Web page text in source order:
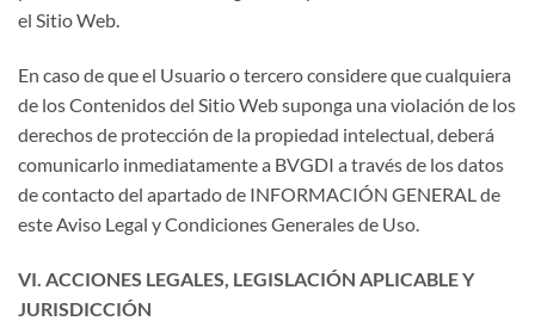
el Sitio Web.
En caso de que el Usuario o tercero considere que cualquiera
de los Contenidos del Sitio Web suponga una violación de los
derechos de protección de la propiedad intelectual, deberá
comunicarlo inmediatamente a BVGDI a través de los datos
de contacto del apartado de INFORMACIÓN GENERAL de
este Aviso Legal y Condiciones Generales de Uso.
VI. ACCIONES LEGALES, LEGISLACIÓN APLICABLE Y
JURISDICCIÓN